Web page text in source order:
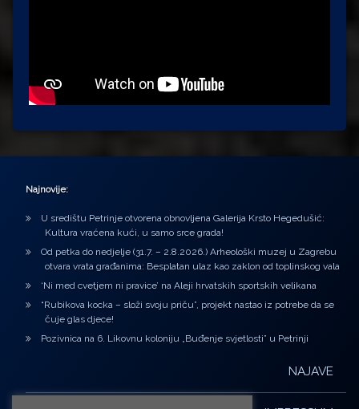
Najnovije:
U središtu Petrinje otvorena obnovljena Galerija Krsto Hegedušić:
Kultura vraćena kući, u samo srce grada!
Od petka do nedjelje (31.7. – 2.8.2026.) Arheološki muzej u Zagrebu
otvara vrata građanima: Besplatan ulaz kao zaklon od toplinskog vala
‘Ni med cvetjem ni pravice’ na Aleji hrvatskih sportskih velikana
“Rubikova kocka – složi svoju priču”, projekt nastao iz potrebe da se
čuje glas djece!
Pozivnica na 6. Likovnu koloniju „Buđenje svjetlosti” u Petrinji
NAJAVE